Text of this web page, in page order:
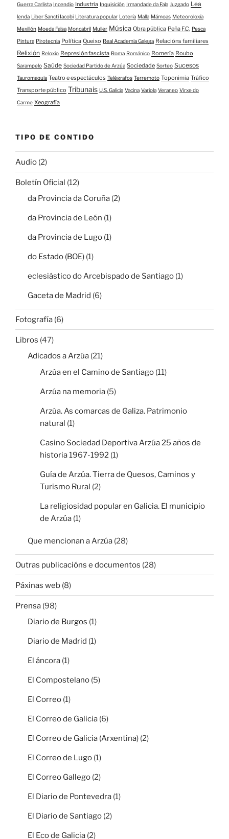
Guerra Carlista Incendio Industria Inquisición Irmandade da Fala Juzgado Lea
lenda Liber Sancti Iacobi Literatura popular Lotería Malla Mámoas Meteoroloxía
Mexillón Moeda Falsa Moncabril Muller Música Obra pública Peña F.C. Pesca
Pintura Pirotecnia Política Queixo Real Academia Galega Relacións familiares
Relixión Reloxio Represión fascista Roma Románico Romería Roubo
Sarampelo Saúde Sociedad Partido de Arzúa Sociedade Sorteo Sucesos
Tauromaquia Teatro e espectáculos Telégrafos Terremoto Toponimia Tráfico
Transporte público Tribunais U.S. Galicia Vacina Variola Veraneo Virxe do
Carme Xeografía
TIPO DE CONTIDO
Audio (2)
Boletín Oficial (12)
da Provincia da Coruña (2)
da Provincia de León (1)
da Provincia de Lugo (1)
do Estado (BOE) (1)
eclesiástico do Arcebispado de Santiago (1)
Gaceta de Madrid (6)
Fotografía (6)
Libros (47)
Adicados a Arzúa (21)
Arzúa en el Camino de Santiago (11)
Arzúa na memoria (5)
Arzúa. As comarcas de Galiza. Patrimonio
natural (1)
Casino Sociedad Deportiva Arzúa 25 años de
historia 1967-1992 (1)
Guía de Arzúa. Tierra de Quesos, Caminos y
Turismo Rural (2)
La religiosidad popular en Galicia. El municipio
de Arzúa (1)
Que mencionan a Arzúa (28)
Outras publicacións e documentos (28)
Páxinas web (8)
Prensa (98)
Diario de Burgos (1)
Diario de Madrid (1)
El áncora (1)
El Compostelano (5)
El Correo (1)
El Correo de Galicia (6)
El Correo de Galicia (Arxentina) (2)
El Correo de Lugo (1)
El Correo Gallego (2)
El Diario de Pontevedra (1)
El Diario de Santiago (2)
El Eco de Galicia (2)